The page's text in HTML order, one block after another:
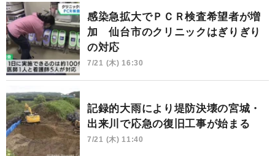
感染急拡大でＰＣＲ検査希望者が増
加 仙台市のクリニックはぎりぎり
の対応
7/21 (木) 16:30
記録的大雨により堤防決壊の宮城・
出来川で応急の復旧工事が始まる
7/21 (木) 11:40